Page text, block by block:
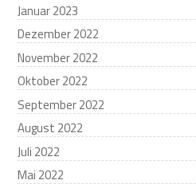
Januar 2023
Dezember 2022
November 2022
Oktober 2022
September 2022
August 2022
Juli 2022
Mai 2022